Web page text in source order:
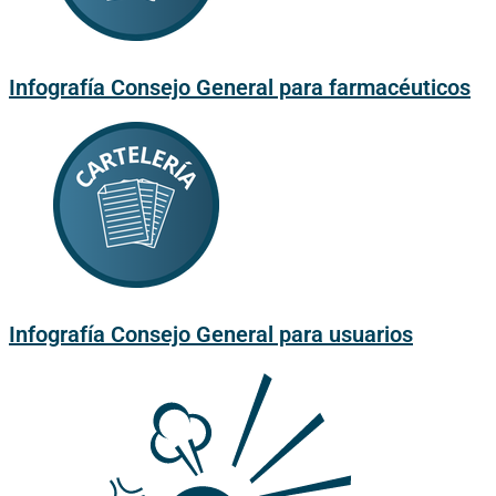
Infografía Consejo General para farmacéuticos
Infografía Consejo General para usuarios